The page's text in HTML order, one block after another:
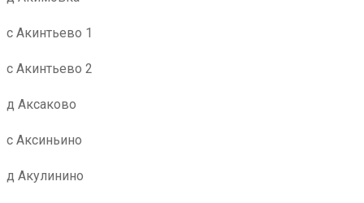
с Акинтьево 1
с Акинтьево 2
д Аксаково
с Аксиньино
д Акулинино